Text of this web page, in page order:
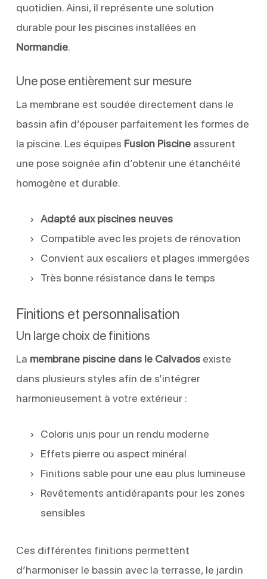
quotidien. Ainsi, il représente une solution
durable pour les piscines installées en
Normandie.
Une pose entièrement sur mesure
La membrane est soudée directement dans le
bassin afin d’épouser parfaitement les formes de
la piscine. Les équipes Fusion Piscineassurent
une pose soignée afin d’obtenir une étanchéité
homogène et durable.
Adapté aux piscines neuves
Compatible avec les projets de rénovation
Convient aux escaliers et plages immergées
Très bonne résistance dans le temps
Finitions et personnalisation
Un large choix de finitions
La membrane piscine dans le Calvadosexiste
dans plusieurs styles afin de s’intégrer
harmonieusement à votre extérieur :
Coloris unis pour un rendu moderne
Effets pierre ou aspect minéral
Finitions sable pour une eau plus lumineuse
Revêtements antidérapants pour les zones
sensibles
Ces différentes finitions permettent
d’harmoniser le bassin avec la terrasse, le jardin